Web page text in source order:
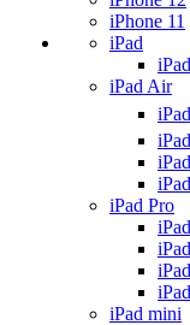
iPhone 11
iPad
iPad Air
iPad Pro
iPad mini